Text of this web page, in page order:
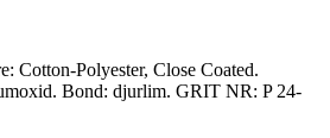
Cotton-Polyester, Close Coated.
Bond: djurlim. GRIT NR: P 24-